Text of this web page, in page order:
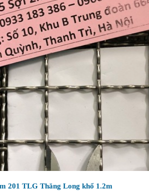
201 TLG Thăng Long khổ 1.2m